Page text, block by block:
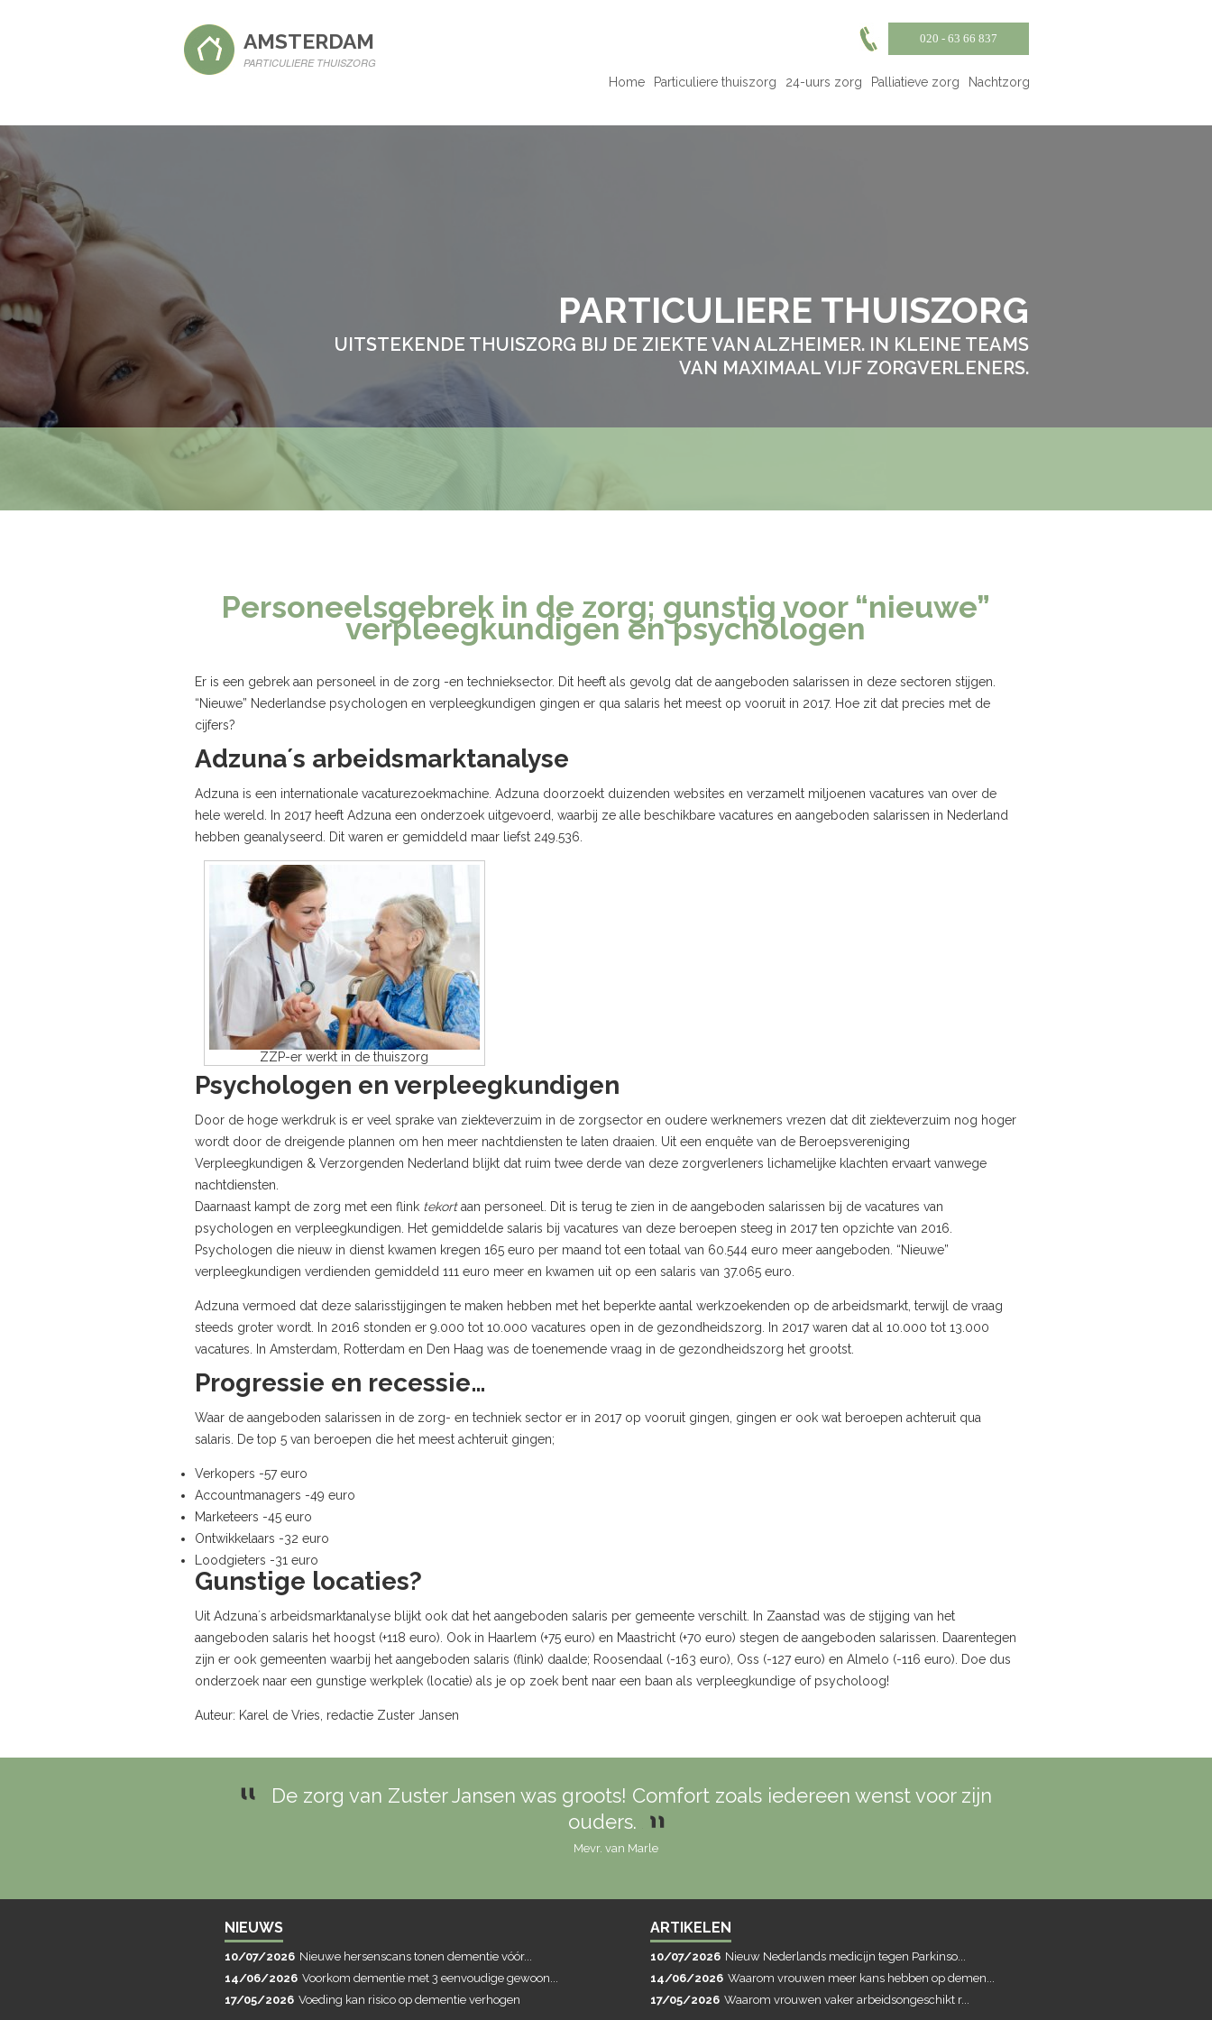
AMSTERDAM
PARTICULIERE THUISZORG
020 - 63 66 837
Home Particuliere thuiszorg 24-uurs zorg Palliatieve zorg Nachtzorg
PARTICULIERE THUISZORG
UITSTEKENDE THUISZORG BIJ DE ZIEKTE VAN ALZHEIMER. IN KLEINE TEAMS
VAN MAXIMAAL VIJF ZORGVERLENERS.
Personeelsgebrek in de zorg; gunstig voor “nieuwe”
verpleegkundigen en psychologen
Er is een gebrek aan personeel in de zorg -en technieksector. Dit heeft als gevolg dat de aangeboden salarissen in deze sectoren stijgen.
“Nieuwe” Nederlandse psychologen en verpleegkundigen gingen er qua salaris het meest op vooruit in 2017. Hoe zit dat precies met de
cijfers?
Adzuna´s arbeidsmarktanalyse
Adzuna is een internationale vacaturezoekmachine. Adzuna doorzoekt duizenden websites en verzamelt miljoenen vacatures van over de
hele wereld. In 2017 heeft Adzuna een onderzoek uitgevoerd, waarbij ze alle beschikbare vacatures en aangeboden salarissen in Nederland
hebben geanalyseerd. Dit waren er gemiddeld maar liefst 249.536.
ZZP-er werkt in de thuiszorg
Psychologen en verpleegkundigen
Door de hoge werkdruk is er veel sprake van ziekteverzuim in de zorgsector en oudere werknemers vrezen dat dit ziekteverzuim nog hoger
wordt door de dreigende plannen om hen meer nachtdiensten te laten draaien. Uit een enquête van de Beroepsvereniging
Verpleegkundigen & Verzorgenden Nederland blijkt dat ruim twee derde van deze zorgverleners lichamelijke klachten ervaart vanwege
nachtdiensten.
Daarnaast kampt de zorg met een flink tekortaan personeel. Dit is terug te zien in de aangeboden salarissen bij de vacatures van
psychologen en verpleegkundigen. Het gemiddelde salaris bij vacatures van deze beroepen steeg in 2017 ten opzichte van 2016.
Psychologen die nieuw in dienst kwamen kregen 165 euro per maand tot een totaal van 60.544 euro meer aangeboden. “Nieuwe”
verpleegkundigen verdienden gemiddeld 111 euro meer en kwamen uit op een salaris van 37.065 euro.
Adzuna vermoed dat deze salarisstijgingen te maken hebben met het beperkte aantal werkzoekenden op de arbeidsmarkt, terwijl de vraag
steeds groter wordt. In 2016 stonden er 9.000 tot 10.000 vacatures open in de gezondheidszorg. In 2017 waren dat al 10.000 tot 13.000
vacatures. In Amsterdam, Rotterdam en Den Haag was de toenemende vraag in de gezondheidszorg het grootst.
Progressie en recessie…
Waar de aangeboden salarissen in de zorg- en techniek sector er in 2017 op vooruit gingen, gingen er ook wat beroepen achteruit qua
salaris. De top 5 van beroepen die het meest achteruit gingen;
Verkopers -57 euro
Accountmanagers -49 euro
Marketeers -45 euro
Ontwikkelaars -32 euro
Loodgieters -31 euro
Gunstige locaties?
Uit Adzuna´s arbeidsmarktanalyse blijkt ook dat het aangeboden salaris per gemeente verschilt. In Zaanstad was de stijging van het
aangeboden salaris het hoogst (+118 euro). Ook in Haarlem (+75 euro) en Maastricht (+70 euro) stegen de aangeboden salarissen. Daarentegen
zijn er ook gemeenten waarbij het aangeboden salaris (flink) daalde; Roosendaal (-163 euro), Oss (-127 euro) en Almelo (-116 euro). Doe dus
onderzoek naar een gunstige werkplek (locatie) als je op zoek bent naar een baan als verpleegkundige of psycholoog!
Auteur: Karel de Vries, redactie Zuster Jansen
De zorg van Zuster Jansen was groots! Comfort zoals iedereen wenst voor zijn
ouders.
Mevr. van Marle
NIEUWS
10/07/2026 Nieuwe hersenscans tonen dementie vóór...
14/06/2026 Voorkom dementie met 3 eenvoudige gewoon...
17/05/2026 Voeding kan risico op dementie verhogen
ARTIKELEN
10/07/2026 Nieuw Nederlands medicijn tegen Parkinso...
14/06/2026 Waarom vrouwen meer kans hebben op demen...
17/05/2026 Waarom vrouwen vaker arbeidsongeschikt r...